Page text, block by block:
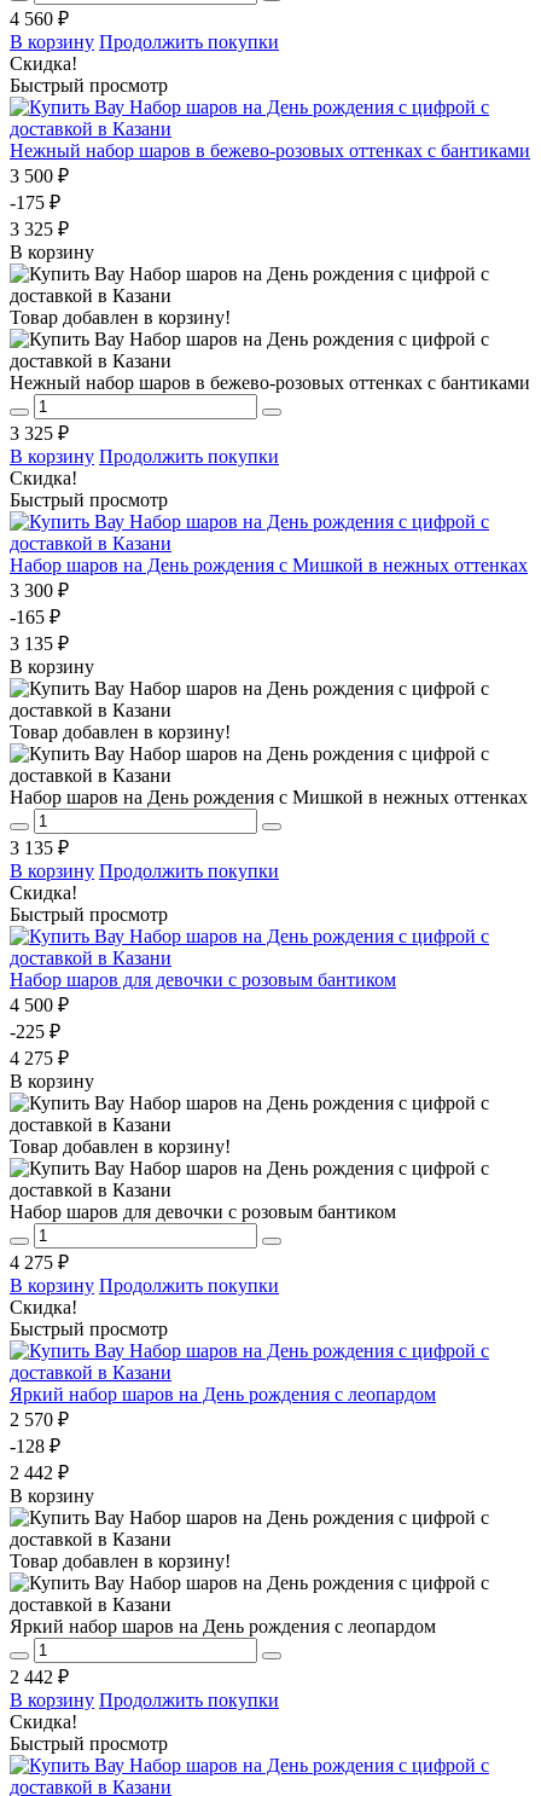
4 560 ₽
В корзину Продолжить покупки
Скидка!
Быстрый просмотр
Нежный набор шаров в бежево-розовых оттенках с бантиками
3 500 ₽
-175 ₽
3 325 ₽
В корзину
Товар добавлен в корзину!
Нежный набор шаров в бежево-розовых оттенках с бантиками
3 325 ₽
В корзину Продолжить покупки
Скидка!
Быстрый просмотр
Набор шаров на День рождения с Мишкой в нежных оттенках
3 300 ₽
-165 ₽
3 135 ₽
В корзину
Товар добавлен в корзину!
Набор шаров на День рождения с Мишкой в нежных оттенках
3 135 ₽
В корзину Продолжить покупки
Скидка!
Быстрый просмотр
Набор шаров для девочки с розовым бантиком
4 500 ₽
-225 ₽
4 275 ₽
В корзину
Товар добавлен в корзину!
Набор шаров для девочки с розовым бантиком
4 275 ₽
В корзину Продолжить покупки
Скидка!
Быстрый просмотр
Яркий набор шаров на День рождения с леопардом
2 570 ₽
-128 ₽
2 442 ₽
В корзину
Товар добавлен в корзину!
Яркий набор шаров на День рождения с леопардом
2 442 ₽
В корзину Продолжить покупки
Скидка!
Быстрый просмотр